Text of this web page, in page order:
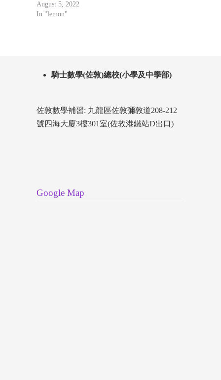
August 5, 2022
In "lemon"
騎士數學(佐敦)總校(小學及中學部)
佐敦數學補習: 九龍區佐敦彌敦道208-212
號四海大廈3樓301室(佐敦港鐵站D出口)
Google Map